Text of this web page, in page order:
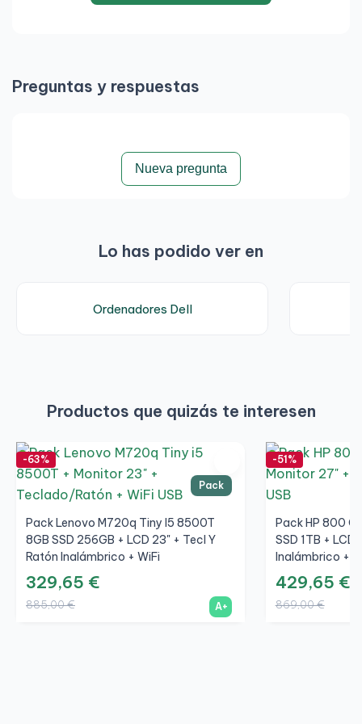
TDP: 35 W
Ampliable: hasta 64 GB
Capacidad: 256 GB
configuración)
Puertos y conexiones
2 × USB 3.2 Gen 2
1 × USB 3.2 Gen 2 Type-C
1 × Jack combo audio
Trasera:
2 × DisplayPort 1.4
Preguntas y respuestas
Nueva pregunta
Lo has podido ver en
Ordenadores Dell
Productos que quizás te interesen
Pack
-63%
Pack Lenovo M720q Tiny I5 8500T
8GB SSD 256GB + LCD 23" + Tecl Y
Ratón Inalámbrico + WiFi
329,65 €
885,00 € A+
-51%
Pack HP 800
SSD 1TB +
Inalámbrico +
429,65 €
869,00 €